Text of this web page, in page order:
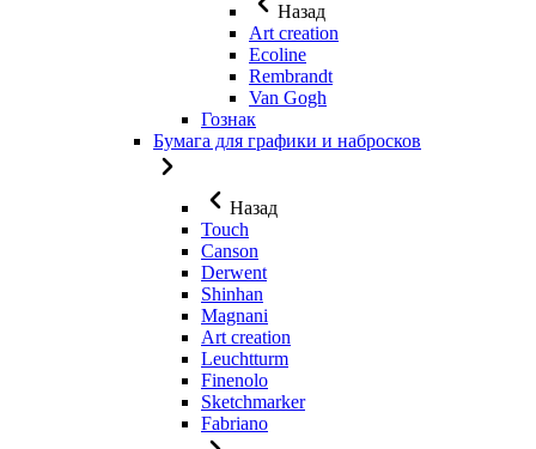
Назад
Art creation
Ecoline
Rembrandt
Van Gogh
Гознак
Бумага для графики и набросков
Назад
Touch
Canson
Derwent
Shinhan
Magnani
Art creation
Leuchtturm
Finenolo
Sketchmarker
Fabriano